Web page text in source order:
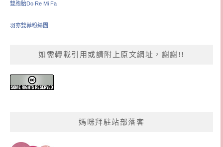
雙胞胎Do Re Mi Fa
羽亦雙菲粉絲團
如需轉載引用或請附上原文網址，謝謝!!
媽咪拜駐站部落客